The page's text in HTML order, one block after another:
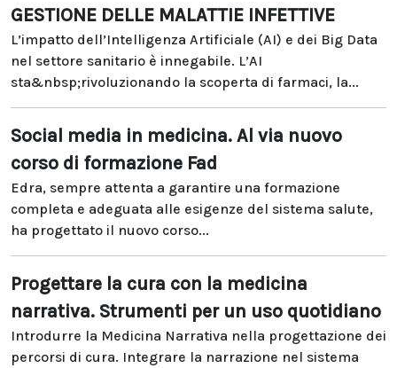
GESTIONE DELLE MALATTIE INFETTIVE
L’impatto dell’Intelligenza Artificiale (AI) e dei Big Data
nel settore sanitario è innegabile. L’AI
sta&nbsp;rivoluzionando la scoperta di farmaci, la...
Social media in medicina. Al via nuovo
corso di formazione Fad
Edra, sempre attenta a garantire una formazione
completa e adeguata alle esigenze del sistema salute,
ha progettato il nuovo corso...
Progettare la cura con la medicina
narrativa. Strumenti per un uso quotidiano
Introdurre la Medicina Narrativa nella progettazione dei
percorsi di cura. Integrare la narrazione nel sistema